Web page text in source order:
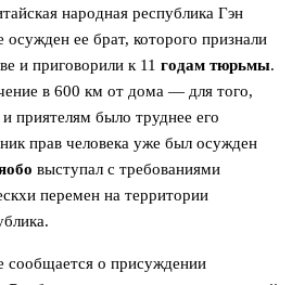
народная республика Гэн
ее брат, которого признали
и приговорили к 11 годам тюрьмы.
в 600 км от дома — для того,
приятелям было труднее его
прав человека уже был осужден
выступал с требованиями
перемен на территории
о присуждении